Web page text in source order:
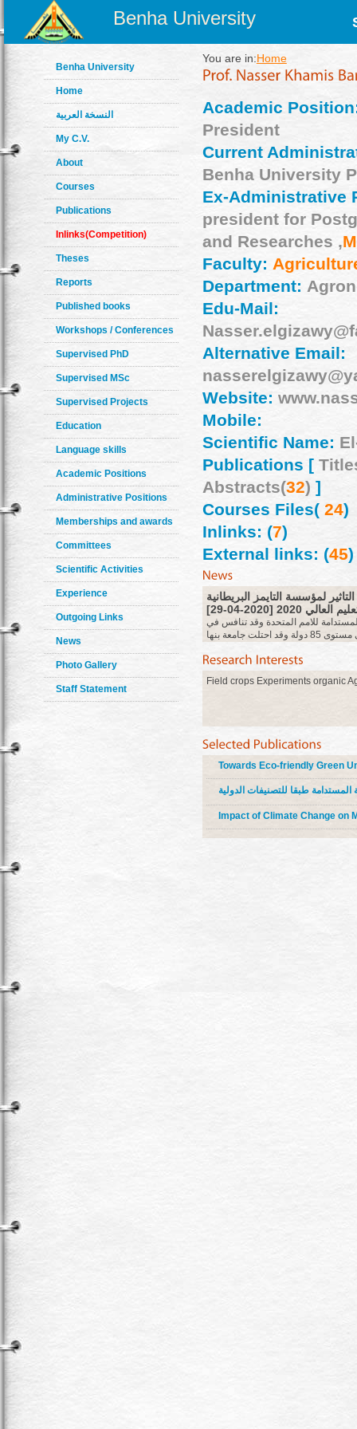
Benha University
Benha University
Home
النسخة العربية
My C.V.
About
Courses
Publications
Inlinks(Competition)
Theses
Reports
Published books
Workshops / Conferences
Supervised PhD
Supervised MSc
Supervised Projects
Education
Language skills
Academic Positions
Administrative Positions
Memberships and awards
Committees
Scientific Activities
Experience
Outgoing Links
News
Photo Gallery
Staff Statement
You are in:Home
Academic
President
Current
Benha University
Ex-Administrative
president for
and Researches ,
Faculty:
Department:
Edu-Mail:
Alternative Email:
Website:
Mobile:
Scientific Name:
Publications [
Abstracts(32) ]
Courses Files(24)
Inlinks: (7)
External links: (45)
لمؤسسة التايمز البريطانية
2020 [2020-04-29]
هدف للتنمية المستدامة للامم المتحدة وقد تنافس في
هذا الاصدار من التصنيف 766 جامعة على مستوى 85 دولة وقد احتلت جامعة بنها
attachment
more
Field crops Experiments organic
Towards Eco-friendly Green
طبقا للتصنيفات الدولية
Impact of Climate Change on